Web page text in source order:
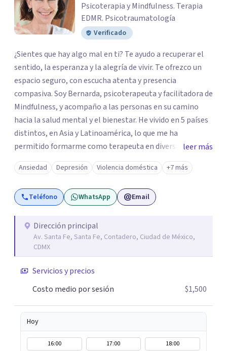
Psicoterapia y Mindfulness. Terapia
EDMR. Psicotraumatología
Verificado
¿Sientes que hay algo mal en ti? Te ayudo a recuperar el
sentido, la esperanza y la alegría de vivir. Te ofrezco un
espacio seguro, con escucha atenta y presencia
compasiva. Soy Bernarda, psicoterapeuta y facilitadora de
Mindfulness, y acompaño a las personas en su camino
hacia la salud mental y el bienestar. He vivido en 5 países
distintos, en Asia y Latinoamérica, lo que me ha
permitido formarme como terapeuta en diversas
técnicas e idiomas y trabajar con personas de un amplio
espectro de culturas, historias y profesiones. Al ser
promotora de Mindfulness como habilitador para una
vida más satisfactoria, mi proceso de psicoterapia se
para explorar tus procesos mentales y emocionales con
mayor claridad, perspectiva y amabilidad.
leer más
Ansiedad Depresión Violencia doméstica +7 más
Teléfono WhatsApp Email
Dirección principal
Av. Santa Fe, Santa Fe, Contadero, Ciudad de México,
CDMX
Servicios y precios
Costo medio por sesión
$1,500
Hoy
16:00 17:00 18:00